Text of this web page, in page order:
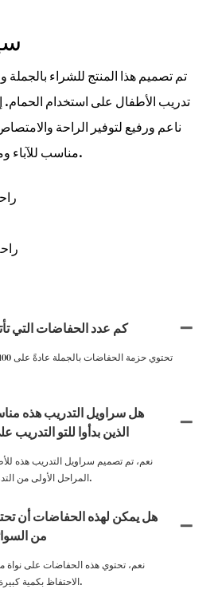
تم تصميم هذا المنتج للشراء
تدريب الأطفال على استخدام
ناعم ورفيع لتوفير الراحة
مناسب للآباء ومقدمي الرعاية المشغولين.
◎
كم عدد الحفاضات التي
هل سراويل التدريب هذه
الذين بدأوا للتو
نعم، تم تصميم سراويل التدريب هذه
المراحل الأولى من التدريب على استخدام الحمام.
هل يمكن لهذه الحفاضات أن
من
نعم، تحتوي هذه الحفاضات على نواة
الاحتفاظ بكمية كبيرة من السوائل دون تسريب.